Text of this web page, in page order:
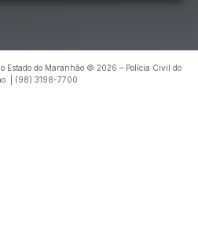
Estado do Maranhão © 2026 – Polícia Civil do
| (98) 3198-7700